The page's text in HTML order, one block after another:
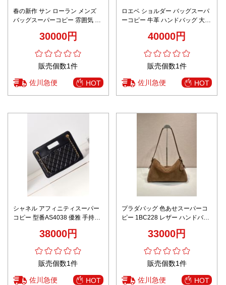
春の新作 サン ローラン メンズ
バッグスーパーコピー 雰囲気 レ
727766 高級感 ブラック
30000円
販売個数1件
佐川急便 HOT
ロエベ ショルダー バッグスーパ
ーコピー 牛革 ハンドバッグ 大容
40000円
販売個数1件
佐川急便 HOT
シャネル アフィニティスーパー
コピー 型番AS4038 優雅 手持ち
け ブラック38000円
販売個数1件
佐川急便 HOT
プラダバッグ 色あせスーパーコ
ピー 1BC228 レザー ハンドバッ
33000円
販売個数1件
佐川急便 HOT